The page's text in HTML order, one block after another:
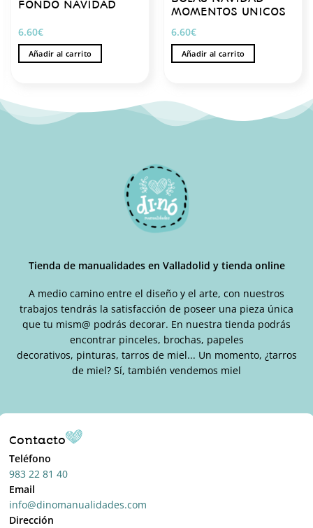
FONDO NAVIDAD
6.60€
Añadir al carrito
MOMENTOS UNICOS
6.60€
Añadir al carrito
Tienda de manualidades en Valladolid y tienda online
A medio camino entre el diseño y el arte, con nuestros
trabajos tendrás la satisfacción de poseer una pieza única
que tu mism@ podrás decorar. En nuestra tienda podrás
encontrar pinceles, brochas, papeles
decorativos, pinturas, tarros de miel... Un momento, ¿tarros
de miel? Sí, también vendemos miel
Contacto
Teléfono
983 22 81 40
Email
info@dinomanualidades.com
Dirección